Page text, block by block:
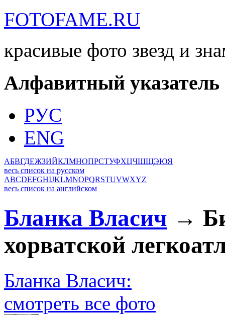
FOTOFAME.RU
красивые фото звезд и
Алфавитный указатель
РУС
ENG
АБВГДЕЖЗИЙКЛМНОПРСТУФХЦЧШЩЭЮЯ
весь список на русском
ABCDEFGHIJKLMNOPQRSTUVWXYZ
весь список на английском
Бланка Власич →
хорватской
Бланка Власич:
смотреть все фото